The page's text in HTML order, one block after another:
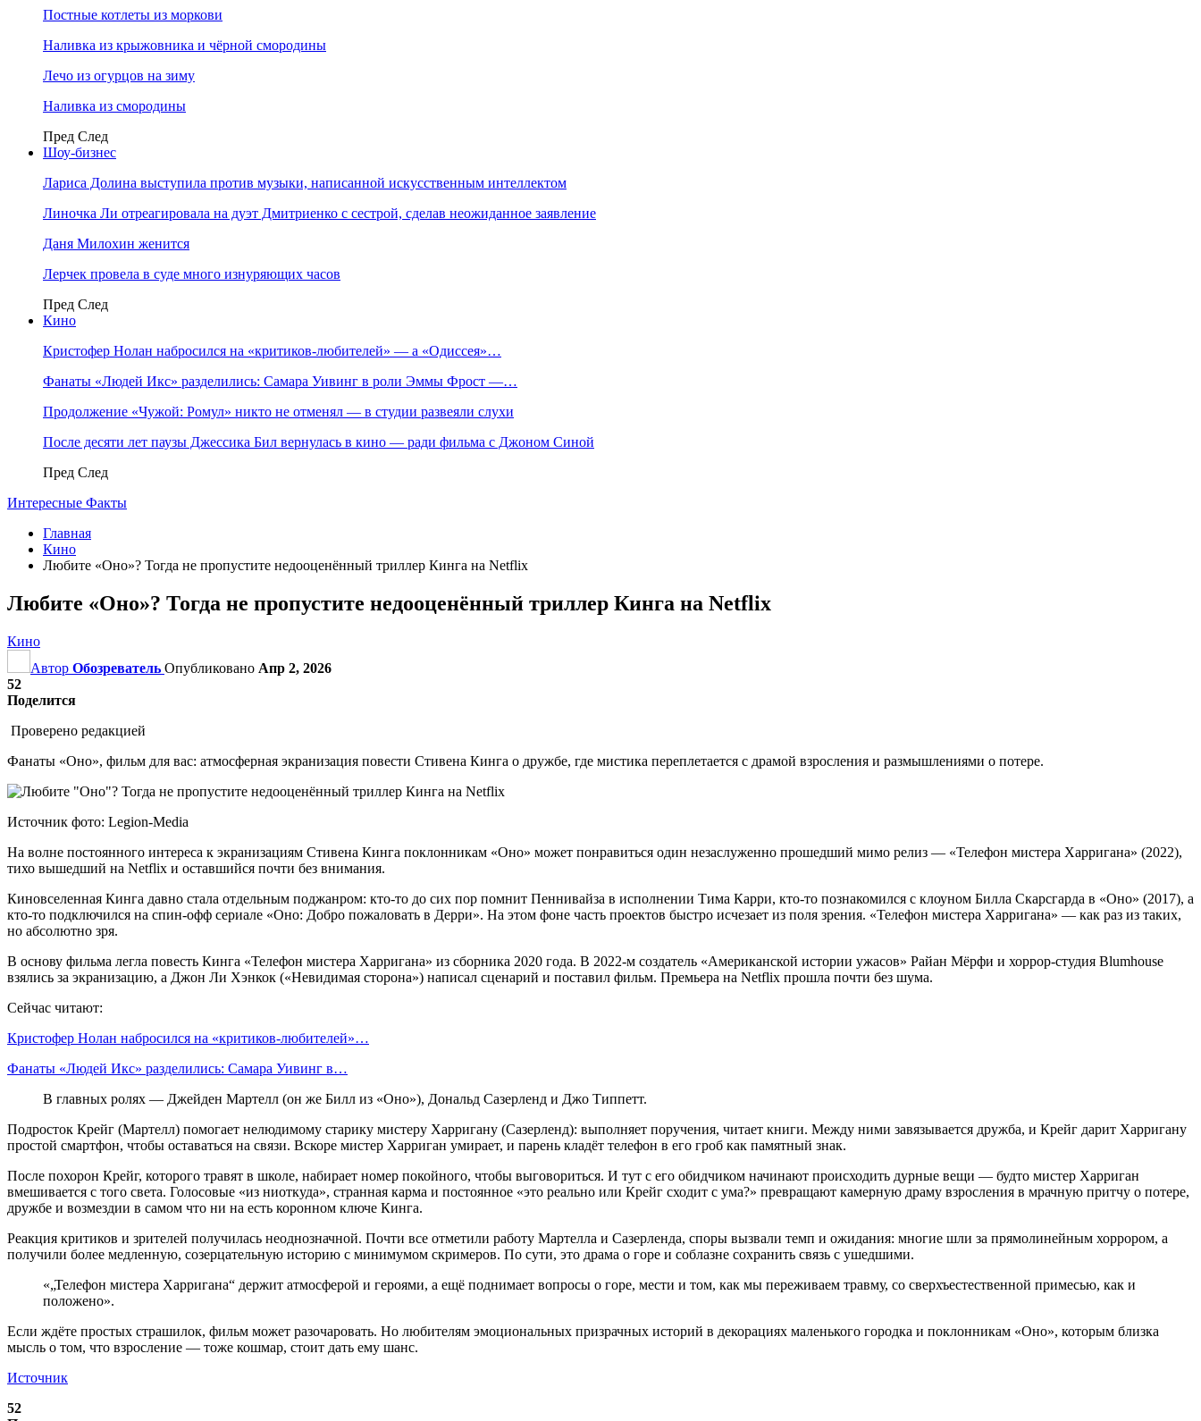
Постные котлеты из моркови
Наливка из крыжовника и чёрной смородины
Лечо из огурцов на зиму
Наливка из смородины
Пред След
Шоу-бизнес
Лариса Долина выступила против музыки, написанной искусственным интеллектом
Линочка Ли отреагировала на дуэт Дмитриенко с сестрой, сделав неожиданное заявление
Даня Милохин женится
Лерчек провела в суде много изнуряющих часов
Пред След
Кино
Кристофер Нолан набросился на «критиков-любителей» — а «Одиссея»…
Фанаты «Людей Икс» разделились: Самара Уивинг в роли Эммы Фрост —…
Продолжение «Чужой: Ромул» никто не отменял — в студии развеяли слухи
После десяти лет паузы Джессика Бил вернулась в кино — ради фильма с Джоном Синой
Пред След
Интересные Факты
Главная
Кино
Любите «Оно»? Тогда не пропустите недооценённый триллер Кинга на Netflix
Любите «Оно»? Тогда не пропустите недооценённый триллер Кинга на Netflix
Кино
Автор Обозреватель Опубликовано Апр 2, 2026
52
Поделится
Проверено редакцией
Фанаты «Оно», фильм для вас: атмосферная экранизация повести Стивена Кинга о дружбе, где мистика переплетается с драмой взросления и размышлениями о потере.
Источник фото: Legion-Media
На волне постоянного интереса к экранизациям Стивена Кинга поклонникам «Оно» может понравиться один незаслуженно прошедший мимо релиз — «Телефон мистера Харригана» (2022),
тихо вышедший на Netflix и оставшийся почти без внимания.
Киновселенная Кинга давно стала отдельным поджанром: кто-то до сих пор помнит Пеннивайза в исполнении Тима Карри, кто-то познакомился с клоуном Билла Скарсгарда в «Оно» (2017), а
кто-то подключился на спин-офф сериале «Оно: Добро пожаловать в Дерри». На этом фоне часть проектов быстро исчезает из поля зрения. «Телефон мистера Харригана» — как раз из таких,
но абсолютно зря.
В основу фильма легла повесть Кинга «Телефон мистера Харригана» из сборника 2020 года. В 2022-м создатель «Американской истории ужасов» Райан Мёрфи и хоррор-студия Blumhouse
взялись за экранизацию, а Джон Ли Хэнкок («Невидимая сторона») написал сценарий и поставил фильм. Премьера на Netflix прошла почти без шума.
Сейчас читают:
Кристофер Нолан набросился на «критиков-любителей»…
Фанаты «Людей Икс» разделились: Самара Уивинг в…
В главных ролях — Джейден Мартелл (он же Билл из «Оно»), Дональд Сазерленд и Джо Типпетт.
Подросток Крейг (Мартелл) помогает нелюдимому старику мистеру Харригану (Сазерленд): выполняет поручения, читает книги. Между ними завязывается дружба, и Крейг дарит Харригану
простой смартфон, чтобы оставаться на связи. Вскоре мистер Харриган умирает, и парень кладёт телефон в его гроб как памятный знак.
После похорон Крейг, которого травят в школе, набирает номер покойного, чтобы выговориться. И тут с его обидчиком начинают происходить дурные вещи — будто мистер Харриган
вмешивается с того света. Голосовые «из ниоткуда», странная карма и постоянное «это реально или Крейг сходит с ума?» превращают камерную драму взросления в мрачную притчу о потере,
дружбе и возмездии в самом что ни на есть коронном ключе Кинга.
Реакция критиков и зрителей получилась неоднозначной. Почти все отметили работу Мартелла и Сазерленда, споры вызвали темп и ожидания: многие шли за прямолинейным хоррором, а
получили более медленную, созерцательную историю с минимумом скримеров. По сути, это драма о горе и соблазне сохранить связь с ушедшими.
«„Телефон мистера Харригана“ держит атмосферой и героями, а ещё поднимает вопросы о горе, мести и том, как мы переживаем травму, со сверхъестественной примесью, как и
положено».
Если ждёте простых страшилок, фильм может разочаровать. Но любителям эмоциональных призрачных историй в декорациях маленького городка и поклонникам «Оно», которым близка
мысль о том, что взросление — тоже кошмар, стоит дать ему шанс.
Источник
52